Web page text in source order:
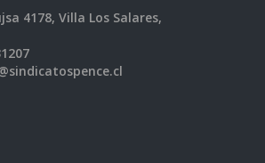
4178, Villa Los Salares,